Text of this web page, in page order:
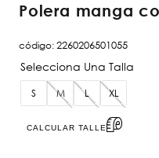
polera manga
código:2260206501055
S M L XL
CALCULAR TALLE